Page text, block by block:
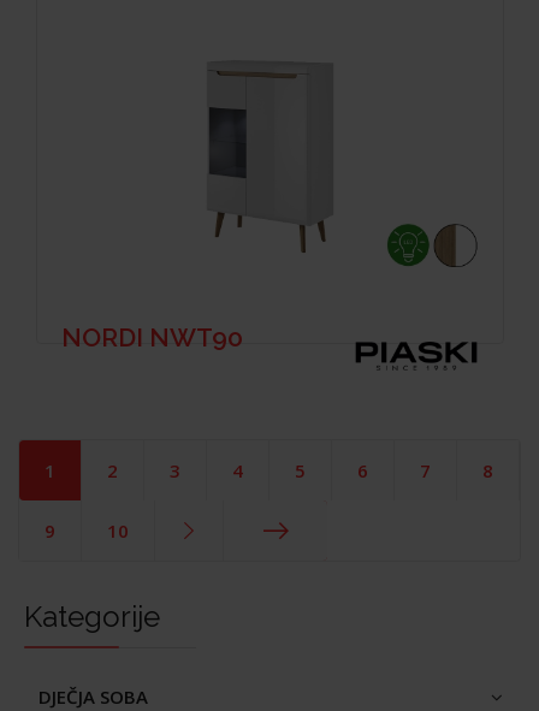
NORDI NWT90
1 2 3 4 5 6 7 8
9 10
Kategorije
DJEČJA SOBA